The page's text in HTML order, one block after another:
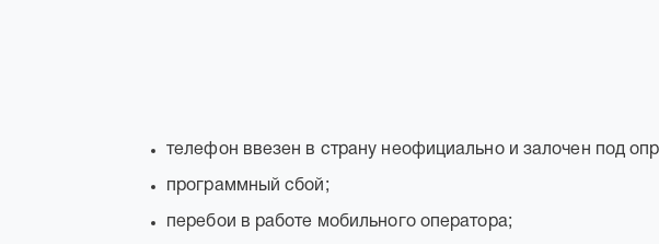
телефон ввезен в страну неофициально и залочен под
программный сбой;
перебои в работе мобильного оператора;